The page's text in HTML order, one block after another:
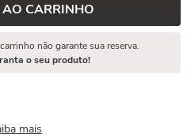
CARRINHO
não garante sua reserva.
o seu produto!
mais